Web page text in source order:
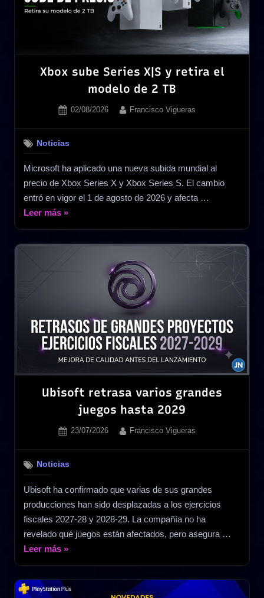
completarse
su
compra
por
Xbox sube Series X|S y retira el
modelo de 2 TB
Posted
02/08/2026 By
Francisco Vigueras
Noticias
Microsoft ha aplicado una nueva subida mundial al
precio de Xbox Series X y Xbox Series S. El cambio
entró en vigor el 1 de agosto de 2026 y afecta …
Leer más«Xbox
Series
de
2
TB»
»
Ubisoft retrasa varios grandes
juegos hasta 2029
Posted
23/07/2026 By
Francisco Vigueras
Noticias
Ubisoft ha confirmado que varias de sus grandes
producciones han sido desplazadas a los ejercicios
fiscales 2027-28 y 2028-29. La compañía no ha
revelado qué juegos están afectados, pero asegura …
Leer más«Ubisoft
varios
grandes
»